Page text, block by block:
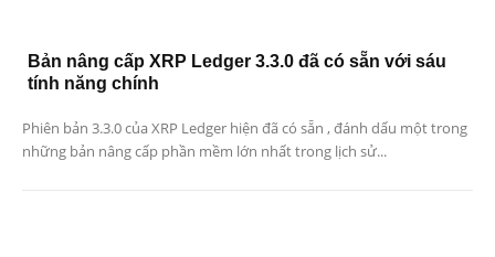
Bản nâng cấp XRP Ledger 3.3.0 đã có sẵn với sáu
tính năng chính
Phiên bản 3.3.0 của XRP Ledger hiện đã có sẵn , đánh dấu một trong
những bản nâng cấp phần mềm lớn nhất trong lịch sử...